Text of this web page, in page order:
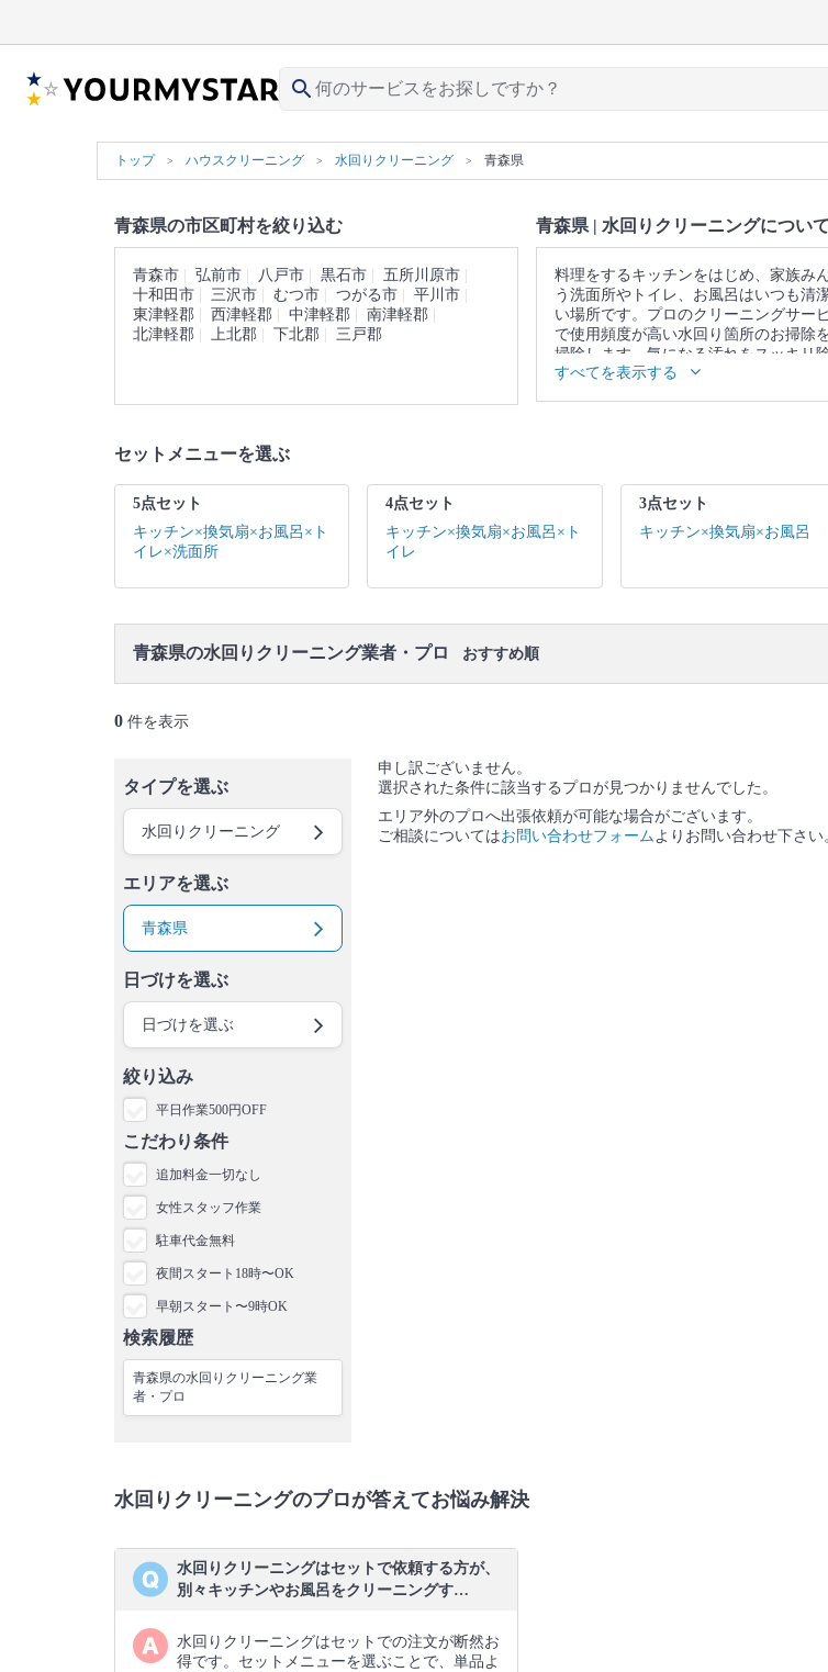
search
トップ ハウスクリーニング 水回りクリーニング 青森県
青森県の市区町村を絞り込む
青森市 弘前市 八戸市 黒石市
五所川原市
十和田市
三沢市 むつ市 つがる市
平川市
東津軽郡
西津軽郡 中津軽郡
南津軽郡
北津軽郡
上北郡 下北郡 三戸郡
青森県 | 水回りクリーニングについて
料理をするキッチンをはじめ、家族み
う洗面所やトイレ、お風呂はいつも清
い場所です。プロのクリーニングサー
で使用頻度が高い水回り箇所のお掃除
掃除します。気になる汚れをスッキリ
かな空間を取り戻しませんか。
▼表示価格に含まれる水回りクリーニ
3点セット：キッチン / 換気扇 / お風呂
キッチン / 換気扇 ※それぞれの「共通
になります。
すべてを表示する
セットメニューを選ぶ
5点セット
キッチン×換気扇×お風呂×ト
イレ×洗面所
4点セット
キッチン×換気扇×お風呂×ト
イレ
3点セット
キッチン×換気扇×お風呂
青森県の水回りクリーニング業者・プロ おすすめ順
0 件を表示
タイプを選ぶ
水回りクリーニング
エリアを選ぶ
青森県
日づけを選ぶ
日づけを選ぶ
絞り込み
平日作業500円OFF
こだわり条件
追加料金一切なし
女性スタッフ作業
駐車代金無料
夜間スタート18時〜OK
早朝スタート〜9時OK
検索履歴
青森県の水回りクリーニング業
者・プロ
申し訳ございません。
選択された条件に該当するプロが見つかりませんでした。
エリア外のプロへ出張依頼が可能な場合がございます。
ご相談についてはお問い合わせフォームよりお問い合わせ下さい
水回りクリーニングのプロが答えてお悩み解決
水回りクリーニングはセットで依頼する方が、
別々キッチンやお風呂をクリーニングす…
水回りクリーニングはセットでの注文が断然お
得です。セットメニューを選ぶことで、単品よ